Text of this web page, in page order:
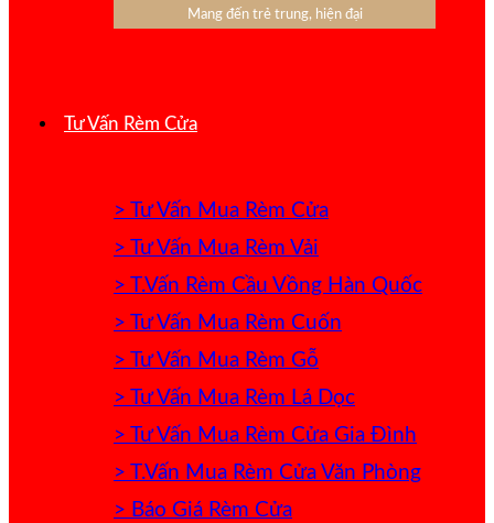
Mang đến trẻ trung, hiện đại
Tư Vấn Rèm Cửa
> Tư Vấn Mua Rèm Cửa
> Tư Vấn Mua Rèm Vải
> T.Vấn Rèm Cầu Vồng Hàn Quốc
> Tư Vấn Mua Rèm Cuốn
> Tư Vấn Mua Rèm Gỗ
> Tư Vấn Mua Rèm Lá Dọc
> Tư Vấn Mua Rèm Cửa Gia Đình
> T.Vấn Mua Rèm Cửa Văn Phòng
> Báo Giá Rèm Cửa